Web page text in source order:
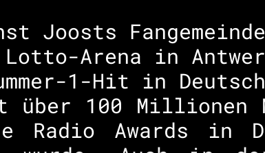
Joosts
Arena in
1-Hit in
100 Millionen
Radio Awards in